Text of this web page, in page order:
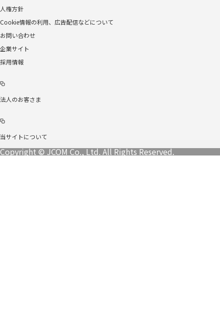
人権方針
Cookie情報の利用、広告配信などについて
お問い合わせ
企業サイト
採用情報
法人のお客さま
当サイトについて
Copyright © JCOM Co., Ltd. All Rights Reserved.